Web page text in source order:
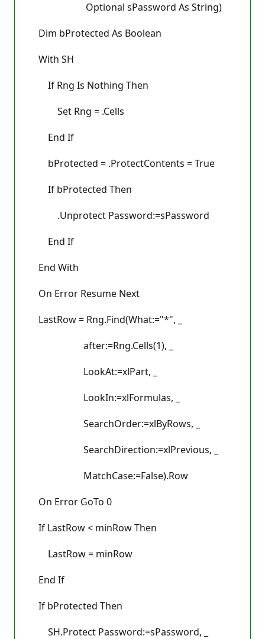
Optional sPassword As String)
Dim bProtected As Boolean
With SH
If Rng Is Nothing Then
Set Rng = .Cells
End If
bProtected = .ProtectContents = True
If bProtected Then
.Unprotect Password:=sPassword
End If
End With
On Error Resume Next
LastRow = Rng.Find(What:="*", _
after:=Rng.Cells(1), _
LookAt:=xlPart, _
LookIn:=xlFormulas, _
SearchOrder:=xlByRows, _
SearchDirection:=xlPrevious, _
MatchCase:=False).Row
On Error GoTo 0
If LastRow < minRow Then
LastRow = minRow
End If
If bProtected Then
SH.Protect Password:=sPassword, _